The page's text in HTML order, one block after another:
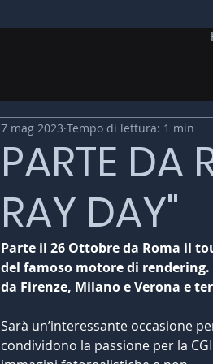
PARTE DA
RAY DAY"
7 mag 2023 Tempo di lettura: 1 min
Parte il 26 Ottobre da Roma il
del famoso motore di
da Firenze, Milano e Verona e
Sarà un’interessante occasione
condividono la passione per la